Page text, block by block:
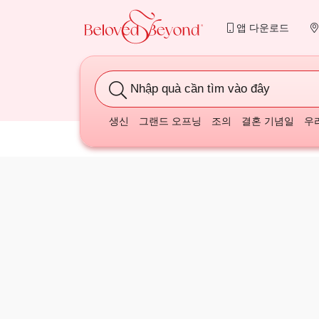
앱 다운로드
Nhập quà cần tìm vào đây
생신 그랜드 오프닝 조의 결혼 기념일 우